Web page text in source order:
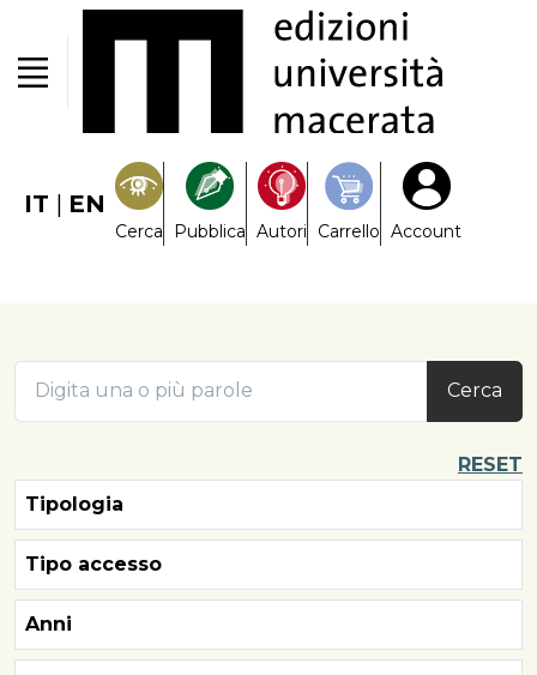
IT | EN
Cerca Pubblica Autori Carrello Account
Cerca
RESET
Tipologia
Tipo accesso
Anni